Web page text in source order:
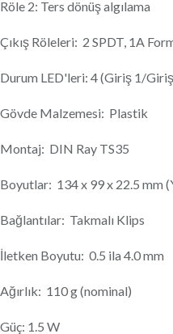
Röle 2: Ters dönüş algılama
Çıkış Röleleri: 2 SPDT, 1A
Durum LED'leri: 4 (Giriş 1/
Gövde Malzemesi: Plastik
Montaj: DIN Ray TS35
Boyutlar: 134 x 99 x 22.5 mm
Bağlantılar: Takmalı Klips
İletken Boyutu: 0.5 ila 4.0 mm
Ağırlık: 110 g (nominal)
Güç: 1.5 W